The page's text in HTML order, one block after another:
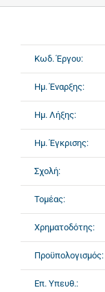
Κωδ. Έργου:
Ημ. Έναρξης:
Ημ. Λήξης:
Ημ. Έγκρισης:
Σχολή:
Τομέας:
Χρηματοδότης:
Προϋπολογισμός:
Επ. Υπευθ.: